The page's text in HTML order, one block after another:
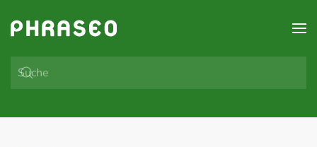
Zum Hauptinhalt springen